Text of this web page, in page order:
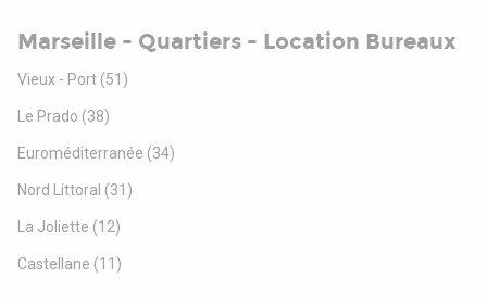
Marseille - Quartiers - Location Bureaux
Vieux - Port (51)
Le Prado (38)
Euroméditerranée (34)
Nord Littoral (31)
La Joliette (12)
Castellane (11)